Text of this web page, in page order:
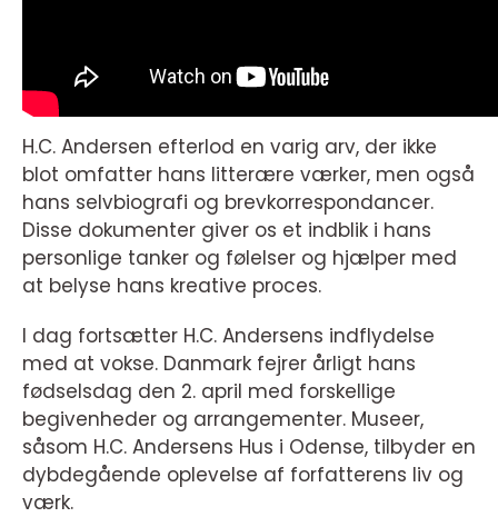
H.C. Andersen efterlod en varig arv, der ikke
blot omfatter hans litterære værker, men også
hans selvbiografi og brevkorrespondancer.
Disse dokumenter giver os et indblik i hans
personlige tanker og følelser og hjælper med
at belyse hans kreative proces.
I dag fortsætter H.C. Andersens indflydelse
med at vokse. Danmark fejrer årligt hans
fødselsdag den 2. april med forskellige
begivenheder og arrangementer. Museer,
såsom H.C. Andersens Hus i Odense, tilbyder en
dybdegående oplevelse af forfatterens liv og
værk.